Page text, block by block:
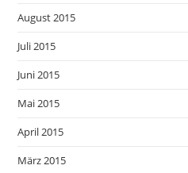
August 2015
Juli 2015
Juni 2015
Mai 2015
April 2015
März 2015